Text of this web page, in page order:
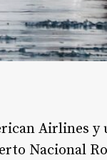
Airlines
Nacional